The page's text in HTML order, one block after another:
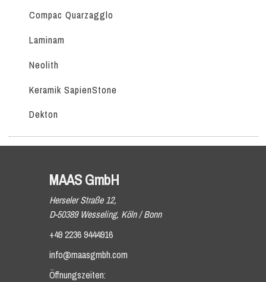
Compac Quarzagglo
Laminam
Neolith
Keramik SapienStone
Dekton
MAAS GmbH
Herseler Straße 12,
D-50389 Wesseling, Köln / Bonn
+49 2236 9444916
info@maasgmbh.com
Öffnungszeiten: